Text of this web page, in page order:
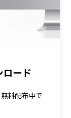
ード
料配布中で